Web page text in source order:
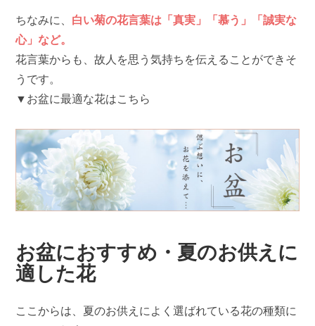
ちなみに、 白い菊の花言葉は「真実」「慕う」「誠実な
心」など。
花言葉からも、故人を思う気持ちを伝えることができそ
うです。
▼お盆に最適な花はこちら
お盆におすすめ・夏のお供えに
適した花
ここからは、夏のお供えによく選ばれている花の種類に